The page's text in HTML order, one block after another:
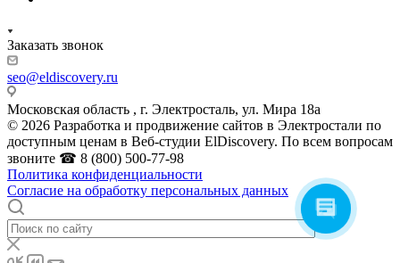
Заказать звонок
seo@eldiscovery.ru
Московская область , г. Электросталь, ул. Мира 18а
© 2026 Разработка и продвижение сайтов в Электростали по
доступным ценам в Веб-студии ElDiscovery. По всем вопросам
звоните ☎ 8 (800) 500-77-98
Политика конфиденциальности
Согласие на обработку персональных данных